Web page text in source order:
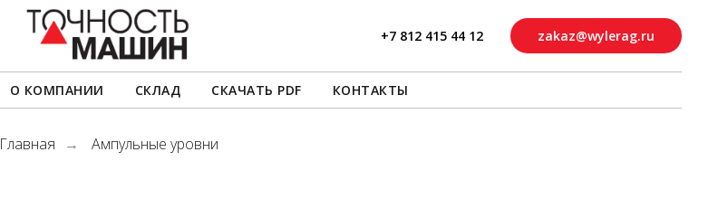
+7 812 415 44 12 zakaz@wylerag.ru
О КОМПАНИИ СКЛАД СКАЧАТЬ PDF КОНТАКТЫ
Главная → Ампульные уровни